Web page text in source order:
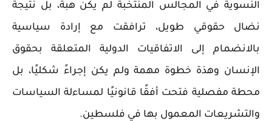
النسوية في المجالس المنتخبة لم يكن هبة، بل نتيجة
نضال حقوقي طويل، ترافقت مع إرادة سياسية
بالانضمام إلى الاتفاقيات الدولية المتعلقة بحقوق
الإنسان وهذة خطوة مهمة ولم يكن إجراءً شكليًا، بل
محطة مفصلية فتحت أفقًا قانونيًا لمساءلة السياسات
والتشريعات المعمول بها في فلسطين.